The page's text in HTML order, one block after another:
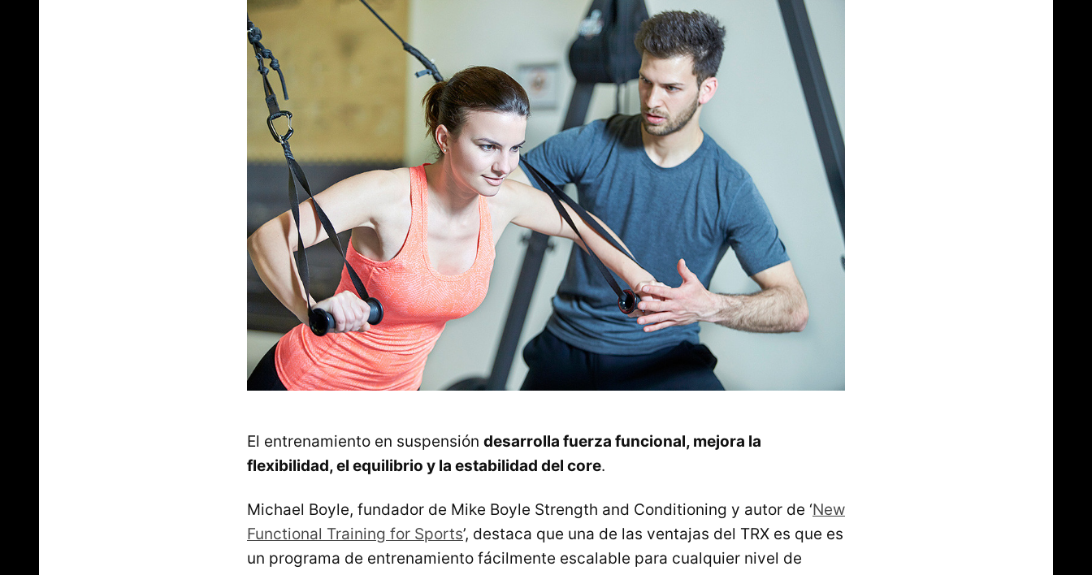
El entrenamiento en suspensión desarrolla fuerza funcional, mejora la
flexibilidad, el equilibrio y la estabilidad del core.
Michael Boyle, fundador de Mike Boyle Strength and Conditioning y autor de ‘New
Functional Training for Sports’, destaca que una de las ventajas del TRX es que es
un programa de entrenamiento fácilmente escalable para cualquier nivel de